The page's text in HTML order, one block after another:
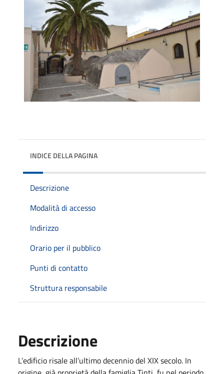
INDICE DELLA PAGINA
Descrizione
Modalità di accesso
Indirizzo
Orario per il pubblico
Punti di contatto
Struttura responsabile
Descrizione
L’edificio risale all’ultimo decennio del XIX secolo. In